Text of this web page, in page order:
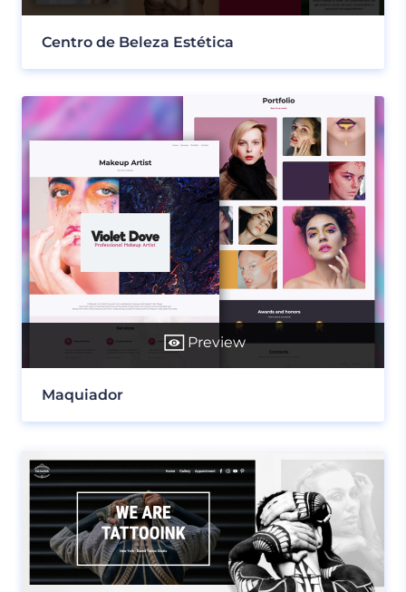
Centro de Beleza Estética
Preview
Maquiador